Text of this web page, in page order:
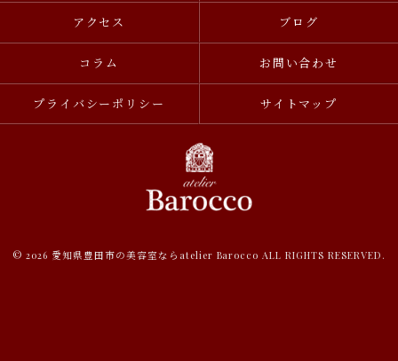
アクセス ブログ
コラム お問い合わせ
プライバシーポリシー サイトマップ
© 2026 愛知県豊田市の美容室ならatelier Barocco ALL RIGHTS RESERVED.